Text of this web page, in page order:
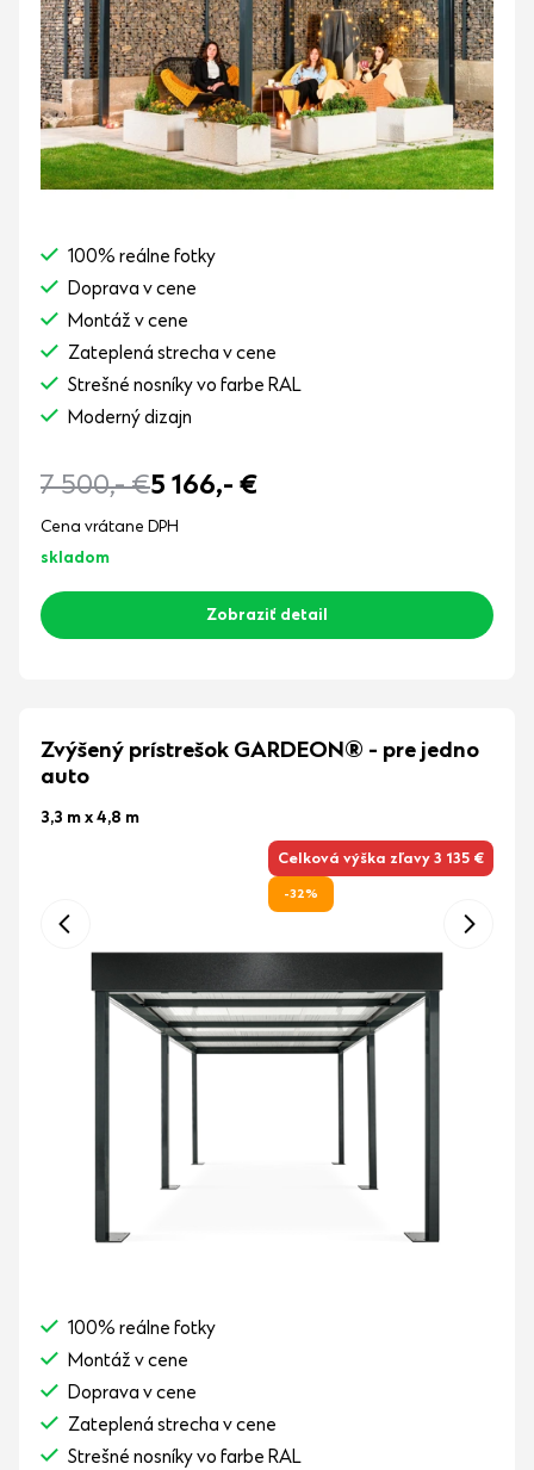
100% reálne fotky
Doprava v cene
Montáž v cene
Zateplená strecha v cene
Strešné nosníky vo farbe RAL
Moderný dizajn
7 500,-€5 166,- €
Cena vrátane DPH
skladom
Zobraziť detail
Zvýšený prístrešok GARDEON® - pre jedno
auto
3,3 m x 4,8 m
Celková výška zľavy 3 135 €
-32%
100% reálne fotky
Montáž v cene
Doprava v cene
Zateplená strecha v cene
Strešné nosníky vo farbe RAL